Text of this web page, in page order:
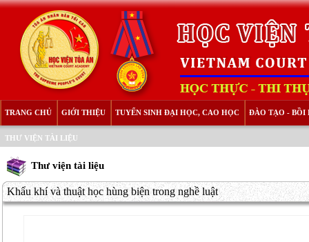
TRANG CHỦ GIỚI THIỆU TUYỂN SINH ĐẠI HỌC, CAO HỌC ĐÀO TẠO - BỒI
THƯ VIỆN TÀI LIỆU
Thư viện tài liệu
Khẩu khí và thuật học hùng biện trong nghề luật